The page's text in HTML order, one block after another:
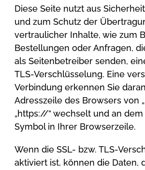
Diese Seite nutzt aus
und zum Schutz der
vertraulicher Inhalte, wie zum
Bestellungen oder Anfragen,
als Seitenbetreiber senden,
TLS-Verschlüsselung. Eine
Verbindung erkennen Sie
Adresszeile des Browsers von
„https://“ wechselt und an
Symbol in Ihrer Browserzeile.
Wenn die SSL- bzw. TLS-
aktiviert ist, können die Daten,